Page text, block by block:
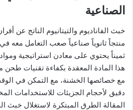
الصناعية
خبث الفاناديوم والتيتانيوم الناتج عن
منتجاً ثانوياً صناعياً صعب التعامل معه
ثميناً يحتوي على معادن استراتيجية
هذا المادة المعقدة بكفاءة تقنيات طحن
مع خصائصها الخشنة، مع التمكن في
دقيق لأحجام الجزيئات للاستخدامات
المقالة الطرق المبتكرة لاستغلال خبث